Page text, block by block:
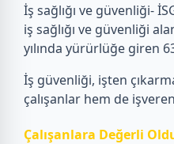
İş sağlığı ve güvenliği-
iş sağlığı ve güvenliği
yılında yürürlüğe giren
İş güvenliği, işten
çalışanlar hem de
Çalışanlara Değerli